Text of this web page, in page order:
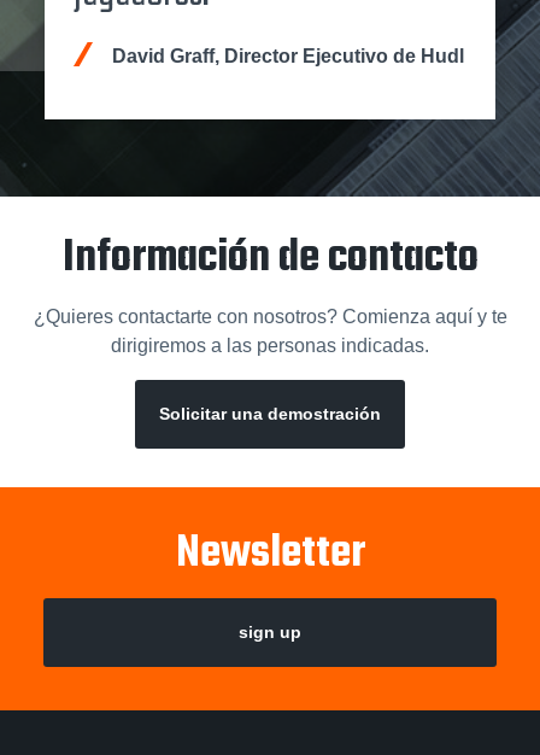
David Graff, Director Ejecutivo de Hudl
Información de contacto
¿Quieres contactarte con nosotros? Comienza aquí y te
dirigiremos a las personas indicadas.
Solicitar una demostración
Newsletter
sign up